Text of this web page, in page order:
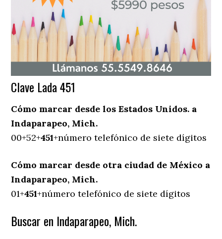
Clave Lada 451
Cómo marcar desde los Estados Unidos. a
Indaparapeo, Mich.
00+52+451+número telefónico de siete dígitos
Cómo marcar desde otra ciudad de México a
Indaparapeo, Mich.
01+451+número telefónico de siete dígitos
Buscar en Indaparapeo, Mich.